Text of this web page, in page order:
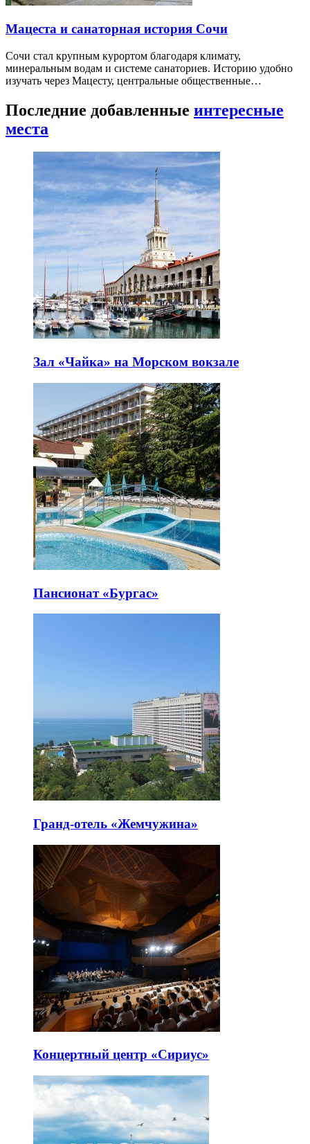
Мацеста и санаторная история Сочи
Сочи стал крупным курортом благодаря климату,
минеральным водам и системе санаториев. Историю удобно
изучать через Мацесту, центральные общественные…
Последние добавленные интересные
места
Зал «Чайка» на Морском вокзале
Пансионат «Бургас»
Гранд-отель «Жемчужина»
Концертный центр «Сириус»